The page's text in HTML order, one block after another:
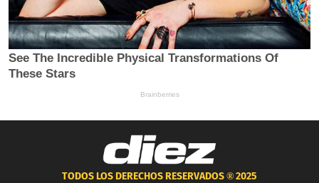
TODOS LOS DERECHOS RESERVADOS ®2025